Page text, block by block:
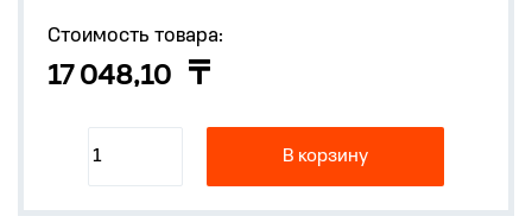
Стоимость товара:
17 048,10
В корзину